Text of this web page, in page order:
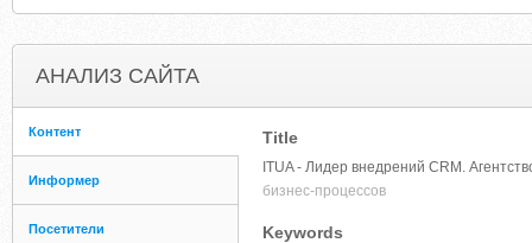
АНАЛИЗ САЙТА
Контент
Информер
Посетители
Title
ITUA - Лидер внедрений CRM.
бизнес-процессов
Keywords